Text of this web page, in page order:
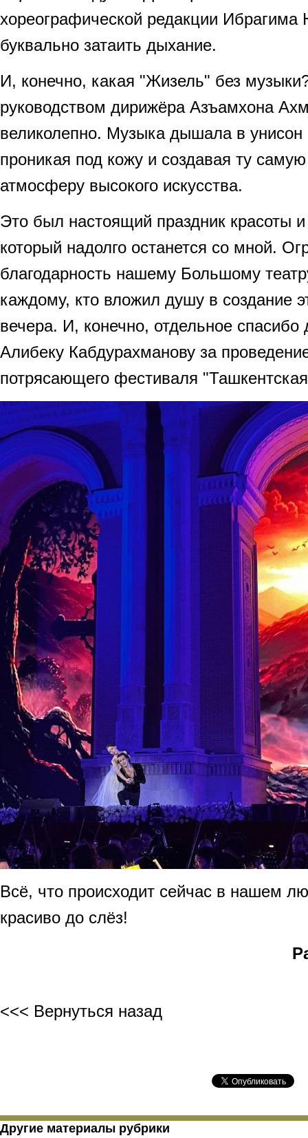
хореографической редакции Ибрагима
буквально затаить дыхание.
И, конечно, какая "Жизель" без
руководством дирижёра Азъамхона
великолепно. Музыка дышала в унисон
проникая под кожу и создавая ту
атмосферу высокого искусства.
Это был настоящий праздник красоты
который надолго останется со мной.
благодарность нашему Большому
каждому, кто вложил душу в создание
вечера. И, конечно, отдельное спасибо
Алибеку Кабдурахманову за
потрясающего фестиваля
Всё, что происходит сейчас в нашем
красиво до слёз!
<<< Вернуться назад
Другие материалы рубрики